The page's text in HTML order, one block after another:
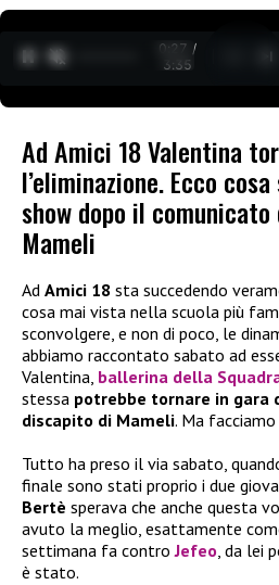
0:27 /
3:35
Ad Amici 18 Valentina
l’eliminazione. Ecco
show dopo il
Mameli
Ad Amici 18 sta succedendo
cosa mai vista nella scuola più
sconvolgere, e non di poco, le
abbiamo raccontato sabato ad
Valentina, ballerina della
stessa potrebbe tornare in gara
discapito di Mameli. Ma facciamo
Tutto ha preso il via sabato,
finale sono stati proprio i due
Bertè sperava che anche questa
avuto la meglio, esattamente
settimana fa controJefeo, da lei
è stato.